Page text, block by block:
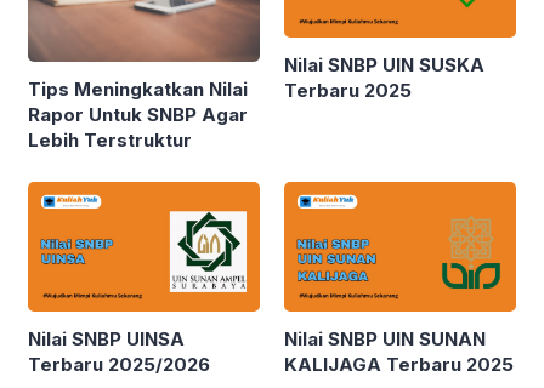
Tips Meningkatkan Nilai
Rapor Untuk SNBP Agar
Lebih Terstruktur
Nilai SNBP UIN SUSKA
Terbaru 2025
Nilai SNBP UINSA
Terbaru 2025/2026
Nilai SNBP UIN SUNAN
KALIJAGA Terbaru 2025